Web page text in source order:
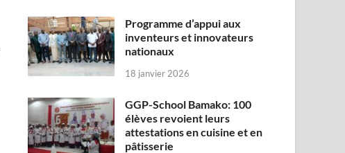
Programme d’appui aux
inventeurs et innovateurs
nationaux
18 janvier 2026
GGP-School Bamako: 100
élèves revoient leurs
attestations en cuisine et en
pâtisserie